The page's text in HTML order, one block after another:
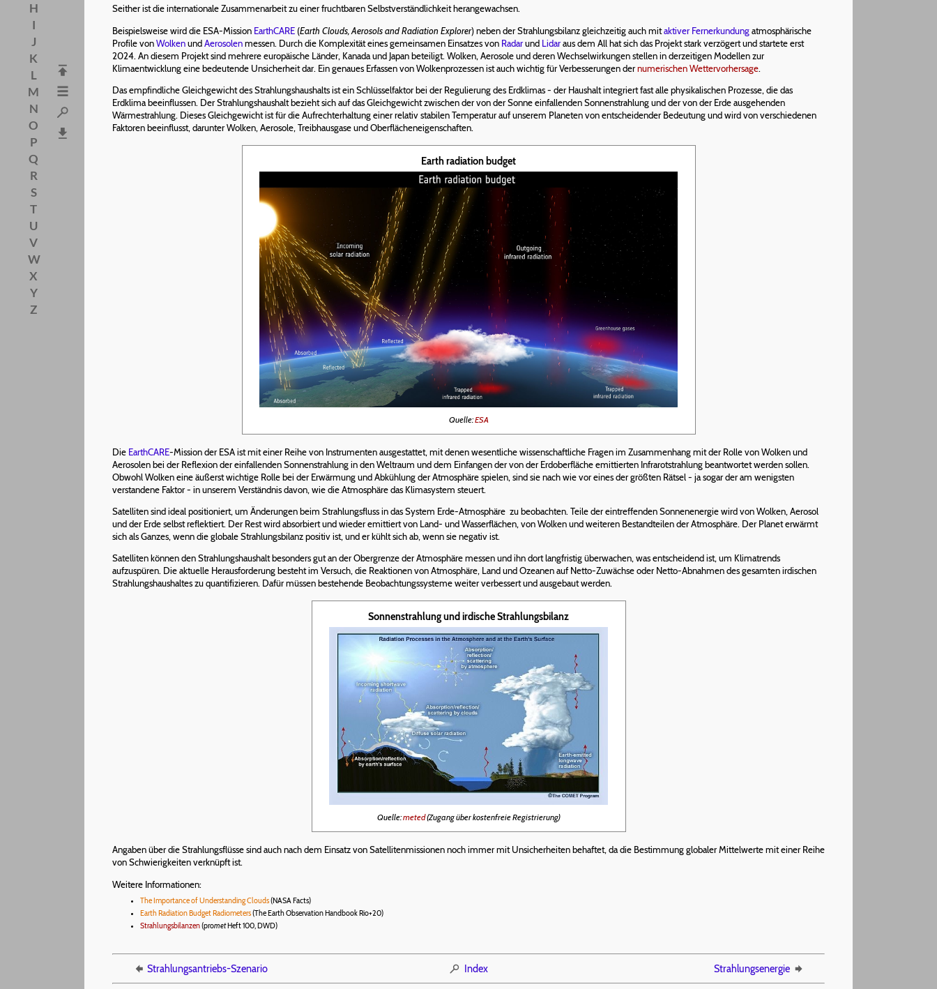
H
I
J
K
L
M
N
O
P
Q
R
S
T
U
V
W
X
Y
Z
Seither ist die internationale Zusammenarbeit zu einer fruchtbaren Selbstverständlichkeit herangewachsen.
Beispielsweise wird die ESA-Mission EarthCARE (Earth Clouds, Aerosols and Radiation Explorer) neben der Strahlungsbilanz gleichzeitig auch mitaktiver Fernerkundungatmosphärische
Profile vonWolkenundAerosolenmessen. Durch die Komplexität eines gemeinsamen Einsatzes von Radarund Lidaraus dem All hat sich das Projekt stark verzögert und startete erst
2024. An diesem Projekt sind mehrere europäische Länder, Kanada und Japan beteiligt. Wolken, Aerosole und deren Wechselwirkungen stellen in derzeitigen Modellen zur
Klimaentwicklung eine bedeutende Unsicherheit dar. Ein genaues Erfassen von Wolkenprozessen ist auch wichtig für Verbesserungen dernumerischen Wettervorhersage.
Das empfindliche Gleichgewicht des Strahlungshaushalts ist ein Schlüsselfaktor bei der Regulierung des Erdklimas - der Haushalt integriert fast alle physikalischen Prozesse, die das
Erdklima beeinflussen. Der Strahlungshaushalt bezieht sich auf das Gleichgewicht zwischen der von der Sonne einfallenden Sonnenstrahlung und der von der Erde ausgehenden
Wärmestrahlung. Dieses Gleichgewicht ist für die Aufrechterhaltung einer relativ stabilen Temperatur auf unserem Planeten von entscheidender Bedeutung und wird von verschiedenen
Faktoren beeinflusst, darunter Wolken, Aerosole, Treibhausgase und Oberflächeneigenschaften.
Earth radiation budget
Quelle:ESA
Die EarthCARE-Mission der ESA ist mit einer Reihe von Instrumenten ausgestattet, mit denen wesentliche wissenschaftliche Fragen im Zusammenhang mit der Rolle von Wolken und
Aerosolen bei der Reflexion der einfallenden Sonnenstrahlung in den Weltraum und dem Einfangen der von der Erdoberfläche emittierten Infrarotstrahlung beantwortet werden sollen.
Obwohl Wolken eine äußerst wichtige Rolle bei der Erwärmung und Abkühlung der Atmosphäre spielen, sind sie nach wie vor eines der größten Rätsel - ja sogar der am wenigsten
verstandene Faktor - in unserem Verständnis davon, wie die Atmosphäre das Klimasystem steuert.
Satelliten sind ideal positioniert, um Änderungen beim Strahlungsfluss in das System Erde-Atmosphäre zu beobachten. Teile der eintreffenden Sonnenenergie wird von Wolken, Aerosol
und der Erde selbst reflektiert. Der Rest wird absorbiert und wieder emittiert von Land- und Wasserflächen, von Wolken und weiteren Bestandteilen der Atmosphäre. Der Planet erwärmt
sich als Ganzes, wenn die globale Strahlungsbilanz positiv ist, und er kühlt sich ab, wenn sie negativ ist.
Satelliten können den Strahlungshaushalt besonders gut an der Obergrenze der Atmosphäre messen und ihn dort langfristig überwachen, was entscheidend ist, um Klimatrends
aufzuspüren. Die aktuelle Herausforderung besteht im Versuch, die Reaktionen von Atmosphäre, Land und Ozeanen auf Netto-Zuwächse oder Netto-Abnahmen des gesamten irdischen
Strahlungshaushaltes zu quantifizieren. Dafür müssen bestehende Beobachtungssysteme weiter verbessert und ausgebaut werden.
Sonnenstrahlung und irdische Strahlungsbilanz
Quelle:meted(Zugang über kostenfreie Registrierung)
Angaben über die Strahlungsflüsse sind auch nach dem Einsatz von Satellitenmissionen noch immer mit Unsicherheiten behaftet, da die Bestimmung globaler Mittelwerte mit einer Reihe
von Schwierigkeiten verknüpft ist.
Weitere Informationen:
The Importance of Understanding Clouds(NASA Facts)
Earth Radiation Budget Radiometers(The Earth Observation Handbook Rio+20)
Strahlungsbilanzen(prometHeft 100, DWD)
Strahlungsantriebs-Szenario Index Strahlungsenergie